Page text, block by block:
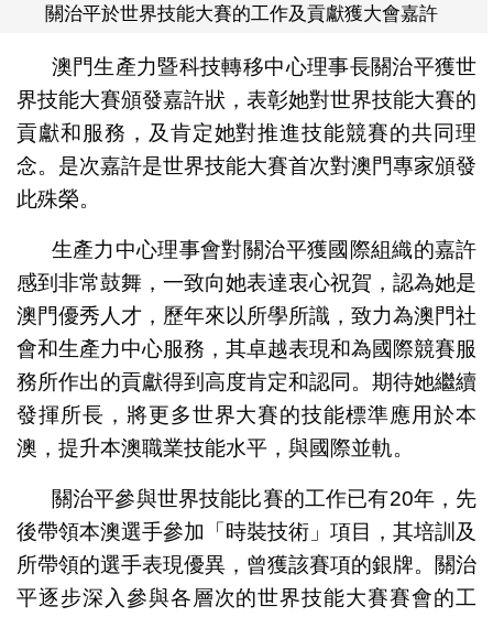
關治平於世界技能大賽的工作及貢獻獲大會嘉許
澳門生產力暨科技轉移中心理事長關治平獲世
界技能大賽頒發嘉許狀，表彰她對世界技能大賽的
貢獻和服務，及肯定她對推進技能競賽的共同理
念。是次嘉許是世界技能大賽首次對澳門專家頒發
此殊榮。
生產力中心理事會對關治平獲國際組織的嘉許
感到非常鼓舞，一致向她表達衷心祝賀，認為她是
澳門優秀人才，歷年來以所學所識，致力為澳門社
會和生產力中心服務，其卓越表現和為國際競賽服
務所作出的貢獻得到高度肯定和認同。期待她繼續
發揮所長，將更多世界大賽的技能標準應用於本
澳，提升本澳職業技能水平，與國際並軌。
關治平參與世界技能比賽的工作已有20年，先
後帶領本澳選手參加「時裝技術」項目，其培訓及
所帶領的選手表現優異，曾獲該賽項的銀牌。關治
平逐步深入參與各層次的世界技能大賽賽會的工